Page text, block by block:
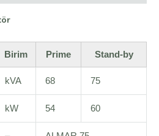
Birim Prime Stand-by
kVA 68 75
kW 54 60